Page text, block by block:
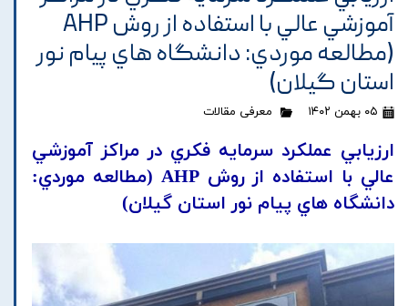
آموزشي عالي با استفاده از روش AHP
(مطالعه موردي: دانشگاه هاي پيام نور
استان گيلان)
۰۵ بهمن ۱۴۰۲ معرفی مقالات
ارزيابي عملکرد سرمايه فکري در مراکز آموزشي
عالي با استفاده از روش AHP (مطالعه موردي:
دانشگاه هاي پيام نور استان گيلان)